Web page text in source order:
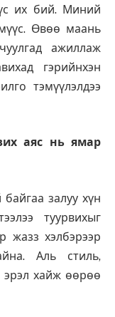
их бий. Миний
Өвөө маань
ажиллаж
гэрийнхэн
тэмүүлэлдээ
аяс нь ямар
байгаа залуу хүн
туурвихыг
жазз хэлбэрээр
Аль стиль,
эрэл хайж өөрөө